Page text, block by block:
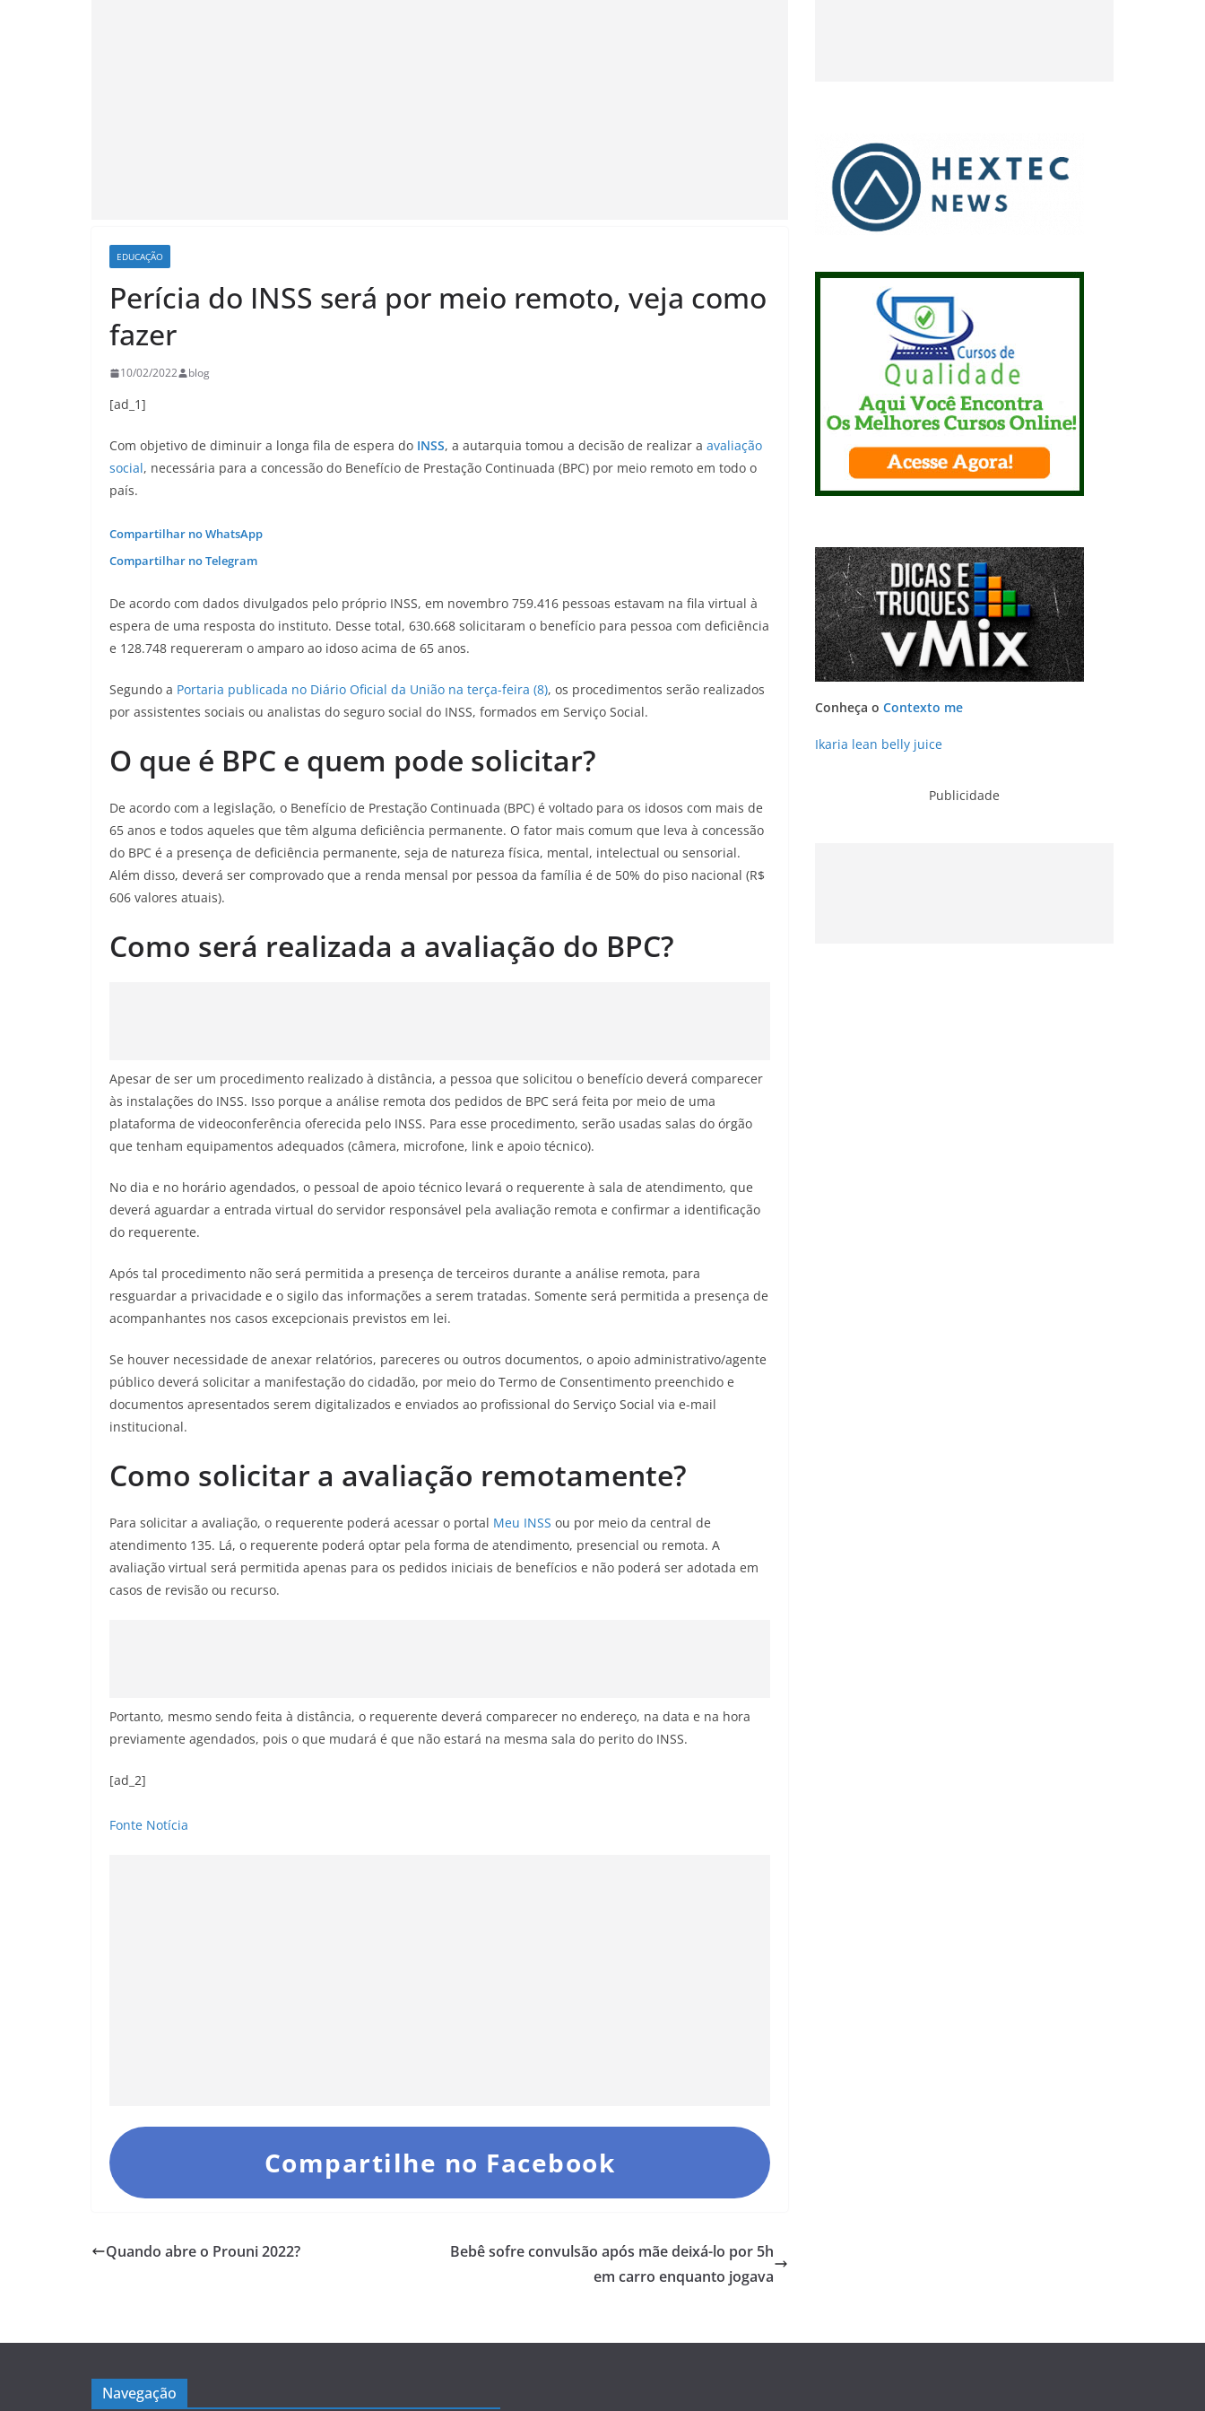
EDUCAÇÃO
Perícia do INSS será por meio remoto, veja como
fazer
10/02/2022 blog
[ad_1]
Com objetivo de diminuir a longa fila de espera do INSS, a autarquia tomou a decisão de realizar a avaliação
social, necessária para a concessão do Benefício de Prestação Continuada (BPC) por meio remoto em todo o
país.
Compartilhar no WhatsApp
Compartilhar no Telegram
De acordo com dados divulgados pelo próprio INSS, em novembro 759.416 pessoas estavam na fila virtual à
espera de uma resposta do instituto. Desse total, 630.668 solicitaram o benefício para pessoa com deficiência
e 128.748 requereram o amparo ao idoso acima de 65 anos.
Segundo a Portaria publicada no Diário Oficial da União na terça-feira (8), os procedimentos serão realizados
por assistentes sociais ou analistas do seguro social do INSS, formados em Serviço Social.
O que é BPC e quem pode solicitar?
De acordo com a legislação, o Benefício de Prestação Continuada (BPC) é voltado para os idosos com mais de
65 anos e todos aqueles que têm alguma deficiência permanente. O fator mais comum que leva à concessão
do BPC é a presença de deficiência permanente, seja de natureza física, mental, intelectual ou sensorial.
Além disso, deverá ser comprovado que a renda mensal por pessoa da família é de 50% do piso nacional (R$
606 valores atuais).
Como será realizada a avaliação do BPC?
Apesar de ser um procedimento realizado à distância, a pessoa que solicitou o benefício deverá comparecer
às instalações do INSS. Isso porque a análise remota dos pedidos de BPC será feita por meio de uma
plataforma de videoconferência oferecida pelo INSS. Para esse procedimento, serão usadas salas do órgão
que tenham equipamentos adequados (câmera, microfone, link e apoio técnico).
No dia e no horário agendados, o pessoal de apoio técnico levará o requerente à sala de atendimento, que
deverá aguardar a entrada virtual do servidor responsável pela avaliação remota e confirmar a identificação
do requerente.
Após tal procedimento não será permitida a presença de terceiros durante a análise remota, para
resguardar a privacidade e o sigilo das informações a serem tratadas. Somente será permitida a presença de
acompanhantes nos casos excepcionais previstos em lei.
Se houver necessidade de anexar relatórios, pareceres ou outros documentos, o apoio administrativo/agente
público deverá solicitar a manifestação do cidadão, por meio do Termo de Consentimento preenchido e
documentos apresentados serem digitalizados e enviados ao profissional do Serviço Social via e-mail
institucional.
Como solicitar a avaliação remotamente?
Para solicitar a avaliação, o requerente poderá acessar o portal Meu INSS ou por meio da central de
atendimento 135. Lá, o requerente poderá optar pela forma de atendimento, presencial ou remota. A
avaliação virtual será permitida apenas para os pedidos iniciais de benefícios e não poderá ser adotada em
casos de revisão ou recurso.
Portanto, mesmo sendo feita à distância, o requerente deverá comparecer no endereço, na data e na hora
previamente agendados, pois o que mudará é que não estará na mesma sala do perito do INSS.
[ad_2]
Fonte Notícia
Compartilhe no Facebook
Quando abre o Prouni 2022?
Bebê sofre convulsão após mãe deixá-lo por 5h
em carro enquanto jogava
Conheça o Contexto me
Ikaria lean belly juice
Publicidade
Navegação